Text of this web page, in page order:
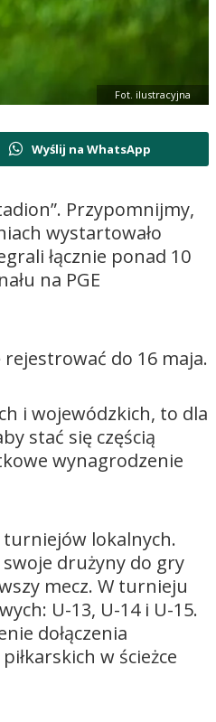
Fot. ilustracyjna
Wyślij na WhatsApp
Przypomnijmy,
wystartowało
łącznie ponad 10
na PGE
rejestrować do 16 maja.
i wojewódzkich, to dla
stać się częścią
wynagrodzenie
turniejów lokalnych.
drużyny do gry
mecz. W turnieju
U-13, U-14 i U-15.
dołączenia
w ścieżce